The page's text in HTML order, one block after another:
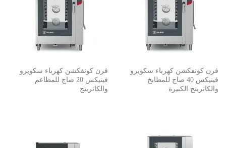
فرن كونفكشن كهرباء سكويرو
فينيكس 40 صاج للمطابخ
والكاترينج الكبيرة ​
فرن كونفكشن كهرباء سكويرو
فينيكس 20 صاج للمطاعم
والكاترينج